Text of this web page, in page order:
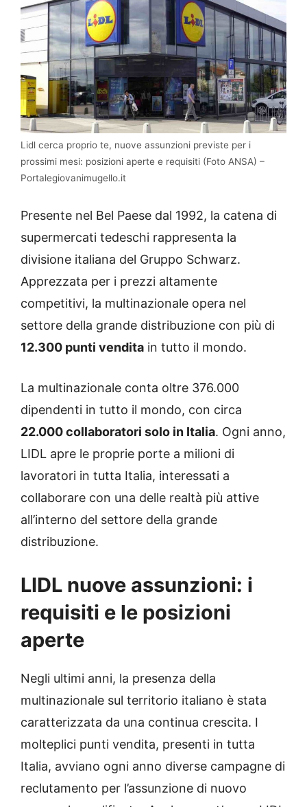
Lidl cerca proprio te, nuove assunzioni previste per i
prossimi mesi: posizioni aperte e requisiti (Foto ANSA) –
Portalegiovanimugello.it
Presente nel Bel Paese dal 1992, la catena di
supermercati tedeschi rappresenta la
divisione italiana del Gruppo Schwarz.
Apprezzata per i prezzi altamente
competitivi, la multinazionale opera nel
settore della grande distribuzione con più di
12.300 punti vendita in tutto il mondo.
La multinazionale conta oltre 376.000
dipendenti in tutto il mondo, con circa
22.000 collaboratori solo in Italia. Ogni anno,
LIDL apre le proprie porte a milioni di
lavoratori in tutta Italia, interessati a
collaborare con una delle realtà più attive
all’interno del settore della grande
distribuzione.
LIDL nuove assunzioni: i
requisiti e le posizioni
aperte
Negli ultimi anni, la presenza della
multinazionale sul territorio italiano è stata
caratterizzata da una continua crescita. I
molteplici punti vendita, presenti in tutta
Italia, avviano ogni anno diverse campagne di
reclutamento per l’assunzione di nuovo